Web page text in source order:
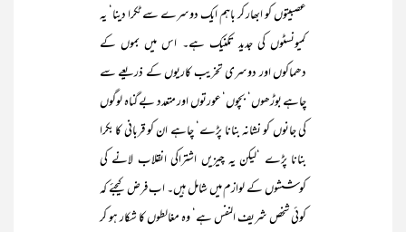
عصبیتوں کو ابھار کر باہم ایک دوسرے سے ٹکرا دینا‘ یہ
کمیونسٹوں کی جدید تکنیک ہے۔ اس میں بموں کے
دھماکوں اور دوسری تخریب کاریوں کے ذریعے سے
چاہے بوڑھوں‘ بچوں‘ عورتوں اور متعدد بے گناہ لوگوں
کی جانوں کو نشانہ بنانا پڑے‘ چاہے ان کو قربانی کا بکرا
بنانا پڑے ‘لیکن یہ چیزیں اشتراکی انقلاب لانے کی
کوششوں کے لوازم میں شامل ہیں۔ اب فرض کیجئے کہ
کوئی شخص شریف النفس ہے‘ وہ مغالطوں کا شکار ہو کر